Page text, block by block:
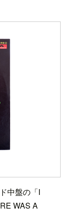
中盤の「I
WAS A